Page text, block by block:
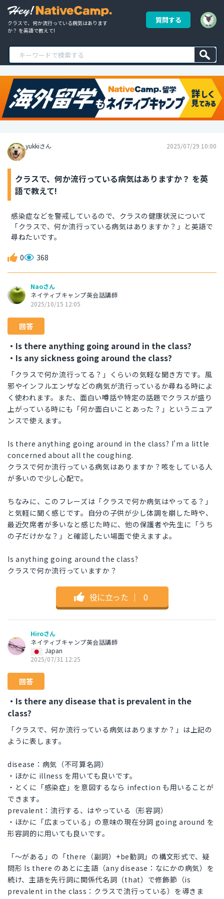
クラスで、何か流行っている病気はあります
か？ を英語で教えて!
質問する
yukkiさん 2025/07/29 10:00
クラスで、何か流行っている病気はありますか？ を英
語で教えて!
感染症などを警戒しているので、クラスの健康状況について
「クラスで、何か流行っている病気はありますか？」と英語で
尋ねたいです。
0 368
Naoさん
ネイティブキャンプ英会話講師
2025/10/15 12:05
回答
・Is there anything going around in the class?
・Is any sickness going around the class?
「クラスで何か流行ってる？」くらいの気軽な聞き方です。風
邪やインフルエンザなどの病気が流行っているか尋ねる時によ
く使われます。また、面白い噂話や特定の話題でクラスが盛り
上がっている時にも「何か面白いことあった？」というニュア
ンスで使えます。
Is there anything going around in the class? I'm a little
concerned about all the coughing.
クラスで何か流行っている病気はありますか？咳をしている人
が多いので少し心配で。
ちなみに、このフレーズは「クラスで何か病気はやってる？」
と気軽に聞く感じです。自分の子供が少し体調を崩した時や、
最近欠席者が多いなと感じた時に、他の保護者や先生に「うち
の子だけかな？」と確認したい場面で使えますよ。
Is anything going around the class?
クラスで何か流行っていますか？
役に立った ｜ 0
Hiroさん
ネイティブキャンプ英会話講師
Japan
2025/07/31 12:25
回答
・Is there any disease that is prevalent in the
class?
「クラスで、何か流行っている病気はありますか？」は上記の
ように表します。
disease：病気（不可算名詞）
・ほかに illness を用いても良いです。
・とくに「感染症」を意図するなら infection も用いることが
できます。
prevalent：流行する、はやっている（形容詞）
・ほかに「広まっている」の意味の現在分詞 going around を
形容詞的に用いても良いです。
「～がある」の「there（副詞）+be動詞」の構文形式で、疑
問形 Is there のあとに主語（any disease：なにかの病気）を
続け、主語を先行詞に関係代名詞（that）で修飾節（is
prevalent in the class：クラスで流行っている）を導きま